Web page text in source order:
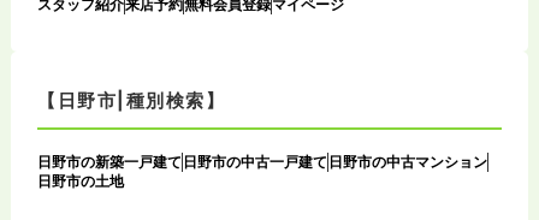
スタッフ紹介来店予約無料会員登録マイページ
【日野市|種別検索】
日野市の新築一戸建て 日野市の中古一戸建て 日野市の中古マンション
日野市の土地